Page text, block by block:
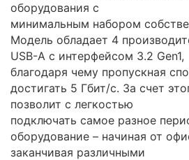
оборудования с
минимальным набором
Модель обладает 4
USB-A с интерфейсом 3.2 Gen1,
благодаря чему пропускная
достигать 5 Гбит/с. За счет
позволит с легкостью
подключать самое разное
оборудование – начиная от
заканчивая различными